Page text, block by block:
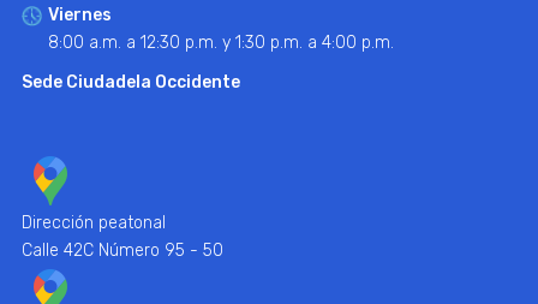
Viernes
8:00 a.m. a 12:30 p.m. y 1:30 p.m. a 4:00 p.m.
Sede Ciudadela Occidente
Dirección peatonal
Calle 42C Número 95 - 50